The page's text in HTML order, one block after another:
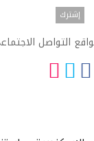
التواصل